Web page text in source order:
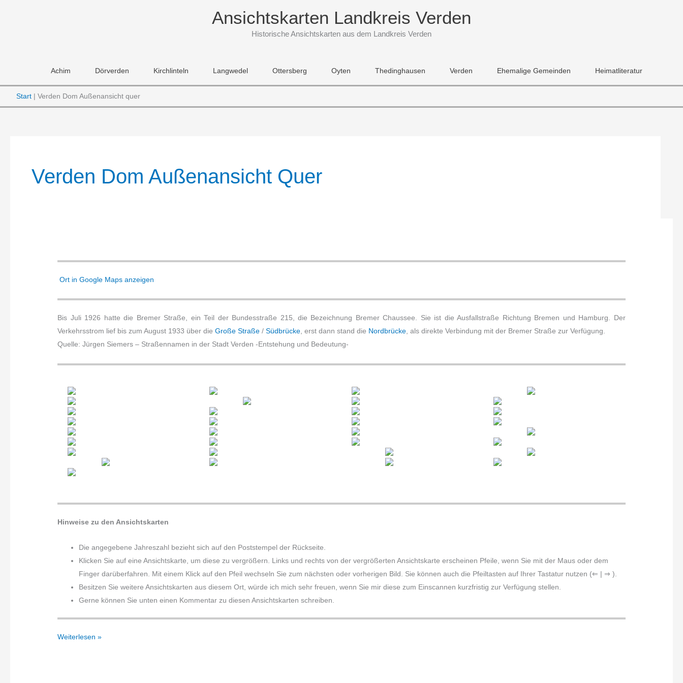
Ansichtskarten Landkreis Verden
Historische Ansichtskarten aus dem Landkreis Verden
Achim Dörverden Kirchlinteln Langwedel Ottersberg Oyten Thedinghausen Verden Ehemalige Gemeinden Heimatliteratur
Start Verden Dom Außenansicht quer
Verden Dom Außenansicht Quer
Ort in Google Maps anzeigen
Bis Juli 1926 hatte die Bremer Straße, ein Teil der Bundesstraße 215, die Bezeichnung Bremer Chaussee. Sie ist die Ausfallstraße Richtung Bremen und Hamburg. Der
Verkehrsstrom lief bis zum August 1933 über dieGroße Straße /Südbrücke, erst dann stand die Nordbrücke, als direkte Verbindung mit der Bremer Straße zur Verfügung.
Quelle: Jürgen Siemers – Straßennamen in der Stadt Verden -Entstehung und Bedeutung-
Hinweise zu den Ansichtskarten
Die angegebene Jahreszahl bezieht sich auf den Poststempel der Rückseite.
Klicken Sie auf eine Ansichtskarte, um diese zu vergrößern. Links und rechts von der vergrößerten Ansichtskarte erscheinen Pfeile, wenn Sie mit der Maus oder dem
Finger darüberfahren. Mit einem Klick auf den Pfeil wechseln Sie zum nächsten oder vorherigen Bild. Sie können auch die Pfeiltasten auf Ihrer Tastatur nutzen (⇐ | ⇒ ).
Besitzen Sie weitere Ansichtskarten aus diesem Ort, würde ich mich sehr freuen, wenn Sie mir diese zum Einscannen kurzfristig zur Verfügung stellen.
Gerne können Sie unten einen Kommentar zu diesen Ansichtskarten schreiben.
Bremer
Weiterlesen »